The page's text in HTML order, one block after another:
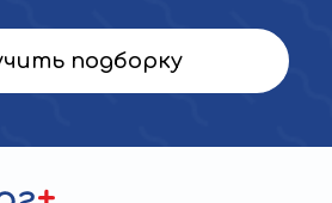
подборку